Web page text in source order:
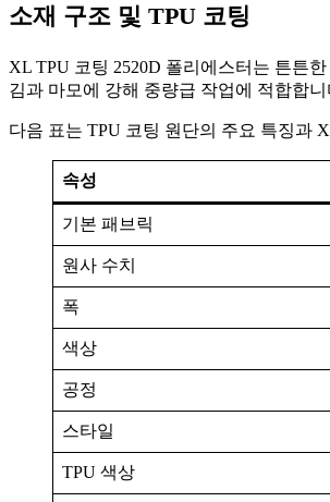
소재 구조 및 TPU 코팅
XL TPU 코팅 2520D 폴리에스터는 튼튼
김과 마모에 강해 중량급 작업에 적합합
다음 표는 TPU 코팅 원단의 주요 특징과
속성
기본 패브릭
원사 수치
폭
색상
공정
스타일
TPU 색상